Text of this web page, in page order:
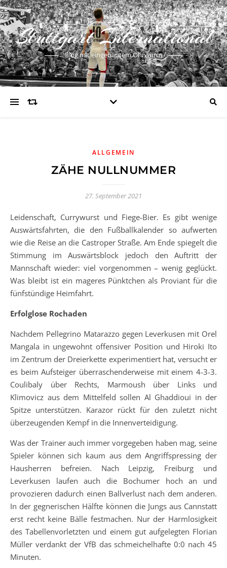
Stuttgart International
Blog mit eingebautem Ohrwurm
ALLGEMEIN
ZÄHE NULLNUMMER
27. September 2021
Leidenschaft, Currywurst und Fiege-Bier. Es gibt wenige
Auswärtsfahrten, die den Fußballkalender so aufwerten
wie die Reise an die Castroper Straße. Am Ende spiegelt die
Stimmung im Auswärtsblock jedoch den Auftritt der
Mannschaft wieder: viel vorgenommen – wenig geglückt.
Was bleibt ist ein mageres Pünktchen als Proviant für die
fünfstündige Heimfahrt.
Erfolglose Rochaden
Nachdem Pellegrino Matarazzo gegen Leverkusen mit Orel
Mangala in ungewohnt offensiver Position und Hiroki Ito
im Zentrum der Dreierkette experimentiert hat, versucht er
es beim Aufsteiger überraschenderweise mit einem 4-3-3.
Coulibaly über Rechts, Marmoush über Links und
Klimovicz aus dem Mittelfeld sollen Al Ghaddioui in der
Spitze unterstützen. Karazor rückt für den zuletzt nicht
überzeugenden Kempf in die Innenverteidigung.
Was der Trainer auch immer vorgegeben haben mag, seine
Spieler können sich kaum aus dem Angriffspressing der
Hausherren befreien. Nach Leipzig, Freiburg und
Leverkusen laufen auch die Bochumer hoch an und
provozieren dadurch einen Ballverlust nach dem anderen.
In der gegnerischen Hälfte können die Jungs aus Cannstatt
erst recht keine Bälle festmachen. Nur der Harmlosigkeit
des Tabellenvorletzten und einem gut aufgelegten Florian
Müller verdankt der VfB das schmeichelhafte 0:0 nach 45
Minuten.